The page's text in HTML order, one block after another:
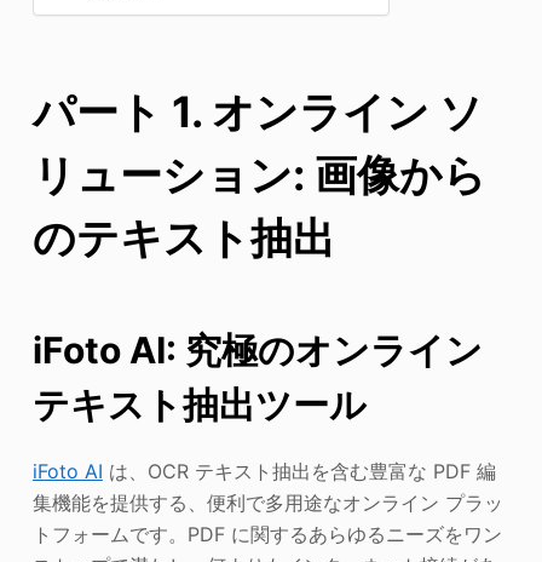
パート 1. オンライン ソ
リューション: 画像から
のテキスト抽出
iFoto AI: 究極のオンライン
テキスト抽出ツール
iFoto AI は、OCR テキスト抽出を含む豊富な PDF 編
集機能を提供する、便利で多用途なオンライン プラッ
トフォームです。PDF に関するあらゆるニーズをワン